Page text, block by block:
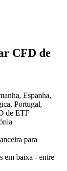
CFD de
Espanha,
Portugal,
de ETF
para
em baixa - entre